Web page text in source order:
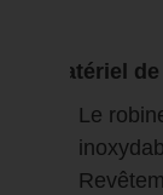
Matériel
Le